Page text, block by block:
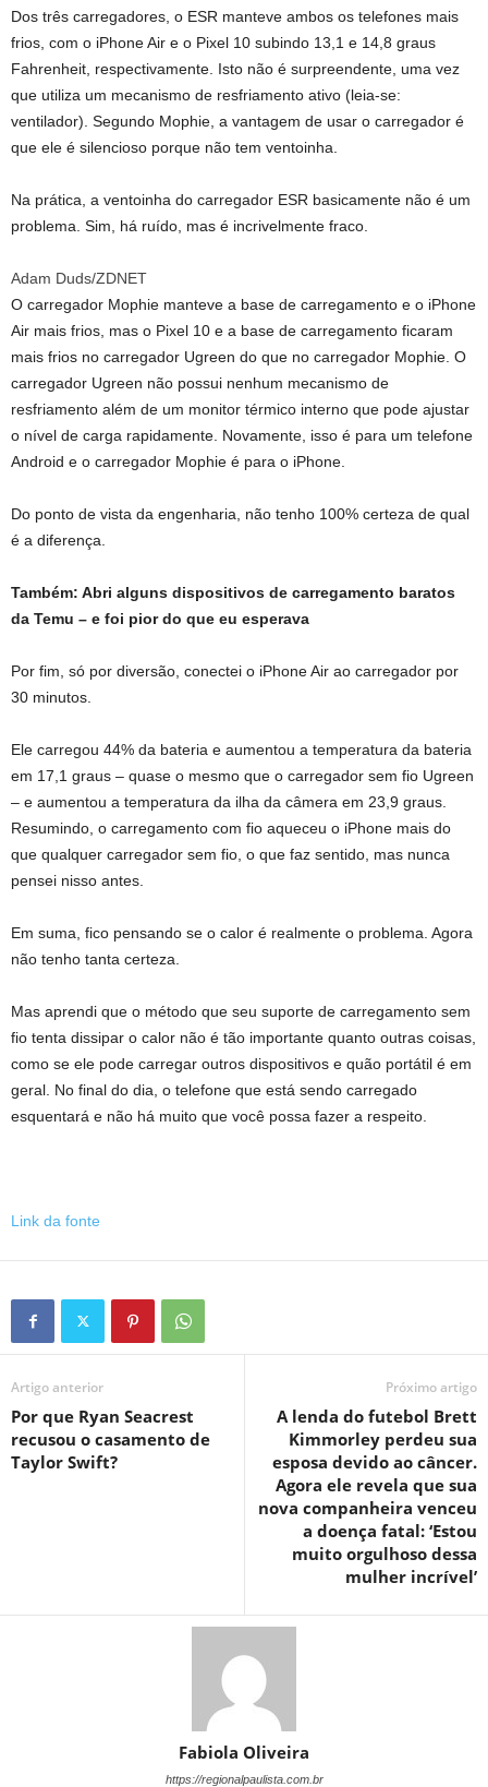
Dos três carregadores, o ESR manteve ambos os telefones mais
frios, com o iPhone Air e o Pixel 10 subindo 13,1 e 14,8 graus
Fahrenheit, respectivamente. Isto não é surpreendente, uma vez
que utiliza um mecanismo de resfriamento ativo (leia-se:
ventilador). Segundo Mophie, a vantagem de usar o carregador é
que ele é silencioso porque não tem ventoinha.
Na prática, a ventoinha do carregador ESR basicamente não é um
problema. Sim, há ruído, mas é incrivelmente fraco.
Adam Duds/ZDNET
O carregador Mophie manteve a base de carregamento e o iPhone
Air mais frios, mas o Pixel 10 e a base de carregamento ficaram
mais frios no carregador Ugreen do que no carregador Mophie. O
carregador Ugreen não possui nenhum mecanismo de
resfriamento além de um monitor térmico interno que pode ajustar
o nível de carga rapidamente. Novamente, isso é para um telefone
Android e o carregador Mophie é para o iPhone.
Do ponto de vista da engenharia, não tenho 100% certeza de qual
é a diferença.
Também: Abri alguns dispositivos de carregamento baratos
da Temu – e foi pior do que eu esperava
Por fim, só por diversão, conectei o iPhone Air ao carregador por
30 minutos.
Ele carregou 44% da bateria e aumentou a temperatura da bateria
em 17,1 graus – quase o mesmo que o carregador sem fio Ugreen
– e aumentou a temperatura da ilha da câmera em 23,9 graus.
Resumindo, o carregamento com fio aqueceu o iPhone mais do
que qualquer carregador sem fio, o que faz sentido, mas nunca
pensei nisso antes.
Em suma, fico pensando se o calor é realmente o problema. Agora
não tenho tanta certeza.
Mas aprendi que o método que seu suporte de carregamento sem
fio tenta dissipar o calor não é tão importante quanto outras coisas,
como se ele pode carregar outros dispositivos e quão portátil é em
geral. No final do dia, o telefone que está sendo carregado
esquentará e não há muito que você possa fazer a respeito.
Link da fonte
Artigo anterior
Por que Ryan Seacrest
recusou o casamento de
Taylor Swift?
Próximo artigo
A lenda do futebol Brett
Kimmorley perdeu sua
esposa devido ao câncer.
Agora ele revela que sua
nova companheira venceu
a doença fatal: ‘Estou
muito orgulhoso dessa
mulher incrível’
Fabiola Oliveira
https://regionalpaulista.com.br